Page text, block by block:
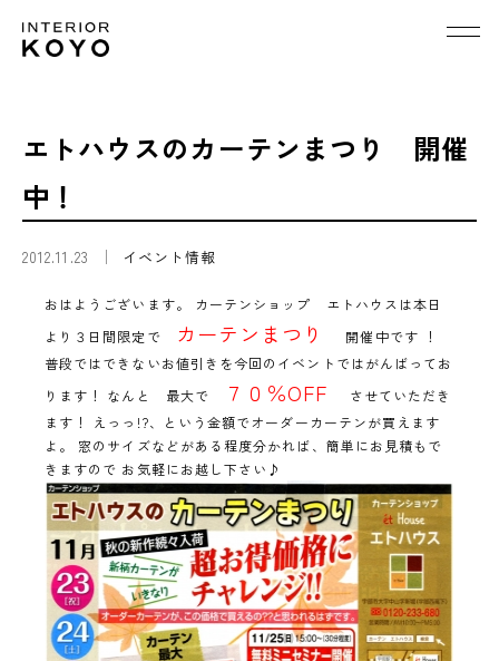
エトハウスのカーテンまつり 開催
中！
2012.11.23 イベント情報
おはようございます。 カーテンショップ エトハウスは本日
より３日間限定で
カーテンまつり
開催中です ！
普段ではできないお値引きを今回のイベントではがんばってお
ります！ なんと 最大で
７０％OFF
させていただき
ます！ えっっ!?、という金額でオーダーカーテンが買えます
よ。 窓のサイズなどがある程度分かれば、簡単にお見積もで
きますので お気軽にお越し下さい♪